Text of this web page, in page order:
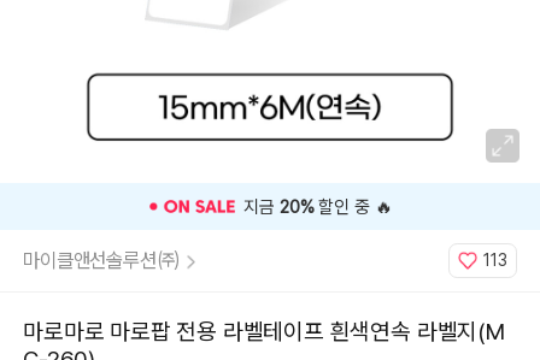
⭐️ 고객 평점5 인기 상품 ⭐️
마이클앤선솔루션㈜ 113
마로마로 마로팝 전용 라벨테이프 흰색연속 라벨지(M